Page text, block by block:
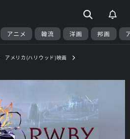
アニメ 韓流 洋画 邦画
アメリカ(ハリウッド)映画